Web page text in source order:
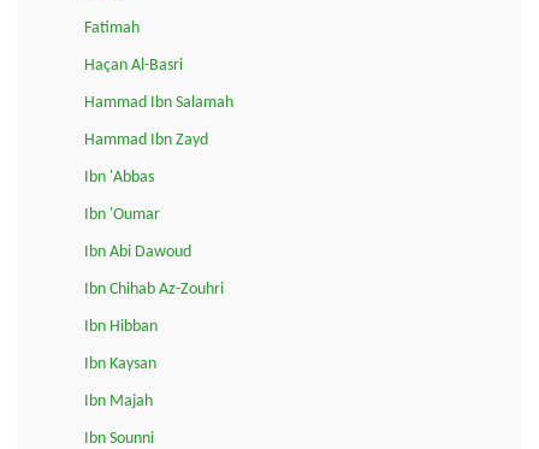
Fatimah
Haçan Al-Basri
Hammad Ibn Salamah
Hammad Ibn Zayd
Ibn 'Abbas
Ibn 'Oumar
Ibn Abi Dawoud
Ibn Chihab Az-Zouhri
Ibn Hibban
Ibn Kaysan
Ibn Majah
Ibn Sounni